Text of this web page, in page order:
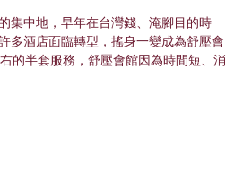
集中地，早年在台灣錢、淹腳目的時
多酒店面臨轉型，搖身一變成為舒壓會
的半套服務，舒壓會館因為時間短、消